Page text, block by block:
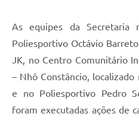
As equipes da Secretaria
Poliesportivo Octávio
JK, no Centro Comunitário
– Nhô Constâncio,
e no Poliesportivo Pedro
foram executadas ações de